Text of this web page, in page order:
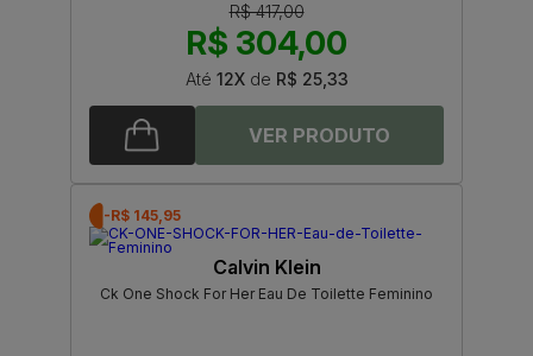
R$ 417,00
R$ 304,00
Até 12Xde R$ 25,33
-R$ 145,95
Calvin Klein
Ck One Shock For Her Eau De Toilette Feminino